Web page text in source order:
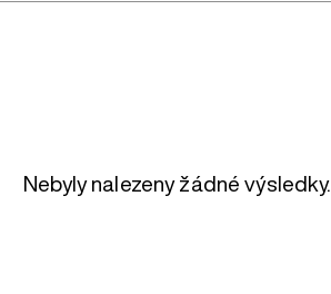
Nebyly nalezeny žádné výsledky.